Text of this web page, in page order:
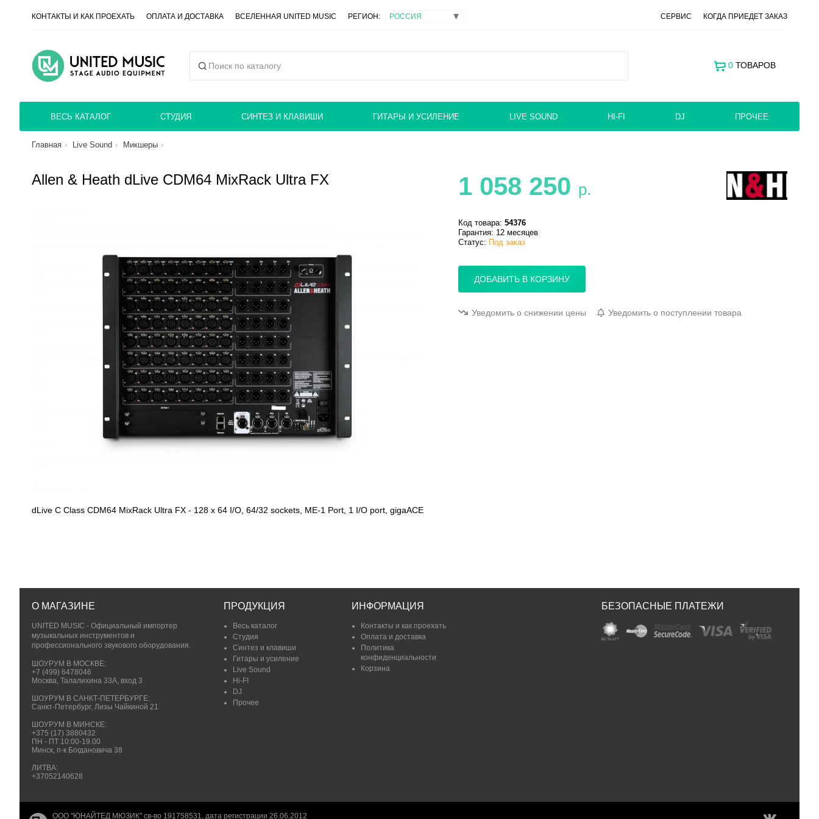
КОНТАКТЫ И КАК ПРОЕХАТЬ ОПЛАТА И ДОСТАВКА ВСЕЛЕННАЯ UNITED MUSIC РЕГИОН: СЕРВИС КОГДА ПРИЕДЕТ ЗАКАЗ
0 ТОВАРОВ
ВЕСЬ КАТАЛОГ СТУДИЯ СИНТЕЗ И КЛАВИШИ ГИТАРЫ И УСИЛЕНИЕ LIVE SOUND HI-FI DJ ПРОЧЕЕ
Главная Live Sound Микшеры
Allen & Heath dLive CDM64 MixRack Ultra FX 1 058 250 р.
Код товара: 54376
Гарантия: 12 месяцев
Статус: Под заказ
ДОБАВИТЬ В КОРЗИНУ
Уведомить о снижении цены Уведомить о поступлении товара
dLive C Class CDM64 MixRack Ultra FX - 128 x 64 I/O, 64/32 sockets, ME-1 Port, 1 I/O port, gigaACE
О МАГАЗИНЕ
UNITED MUSIC - Официальный импортер
музыкальных инструментов и
профессионального звукового оборудования.
ШОУРУМ В МОСКВЕ:
+7 (499) 6478046
Москва, Талалихина 33А, вход 3
ШОУРУМ В САНКТ-ПЕТЕРБУРГЕ:
Санкт-Петербург, Лизы Чайкиной 21
ШОУРУМ В МИНСКЕ:
+375 (17) 3880432
ПН - ПТ 10:00-19.00
Минск, п-к Богдановича 38
ЛИТВА:
+37052140628
ПРОДУКЦИЯ
Весь каталог
Студия
Синтез и клавиши
Гитары и усиление
Live Sound
Hi-FI
DJ
Прочее
ИНФОРМАЦИЯ
Контакты и как проехать
Оплата и доставка
Политика
конфиденциальности
Корзина
БЕЗОПАСНЫЕ ПЛАТЕЖИ
ООО "ЮНАЙТЕД МЮЗИК" св-во 191758531, дата регистрации 26.06.2012